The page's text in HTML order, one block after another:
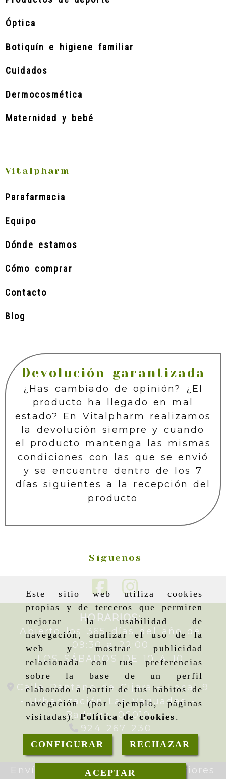
Este sitio web utiliza cookies
propias y de terceros que permiten
mejorar la usabilidad de
navegación, analizar el uso de la
web y mostrar publicidad
relacionada con tus preferencias
sobre la base de un perfil
elaborado a partir de tus hábitos de
navegación (por ejemplo, páginas
visitadas). Política de cookies .
CONFIGURAR RECHAZAR
ACEPTAR
Óptica
Botiquín e higiene familiar
Cuidados
Dermocosmética
Maternidad y bebé
Vitalpharm
Parafarmacia
Equipo
Dónde estamos
Cómo comprar
Contacto
Blog
Devolución garantizada
¿Has cambiado de opinión? ¿El
producto ha llegado en mal
estado? En Vitalpharm realizamos
la devolución siempre y cuando
el producto mantenga las mismas
condiciones con las que se envió
y se encuentre dentro de los 7
días siguientes a la recepción del
producto
Síguenos
HORARIOS:
Abierto los 365 días del año de
09:30 a 22:00
LOS SÁBADOS DE 10 A 10
Calle Pantano de Cijara – Local 9
- Urbanización Las Vaguadas -
Badajoz,06010
924 267 230
Envíos gratis en pedidos superiores